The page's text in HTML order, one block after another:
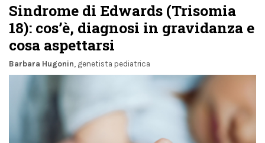
Sindrome di Edwards (Trisomia
18): cos’è, diagnosi in gravidanza e
cosa aspettarsi
Barbara Hugonin, genetista pediatrica